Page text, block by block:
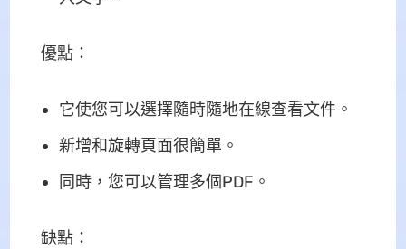
優點：
它使您可以選擇隨時隨地在線查看文件。
新增和旋轉頁面很簡單。
同時，您可以管理多個PDF。
缺點：